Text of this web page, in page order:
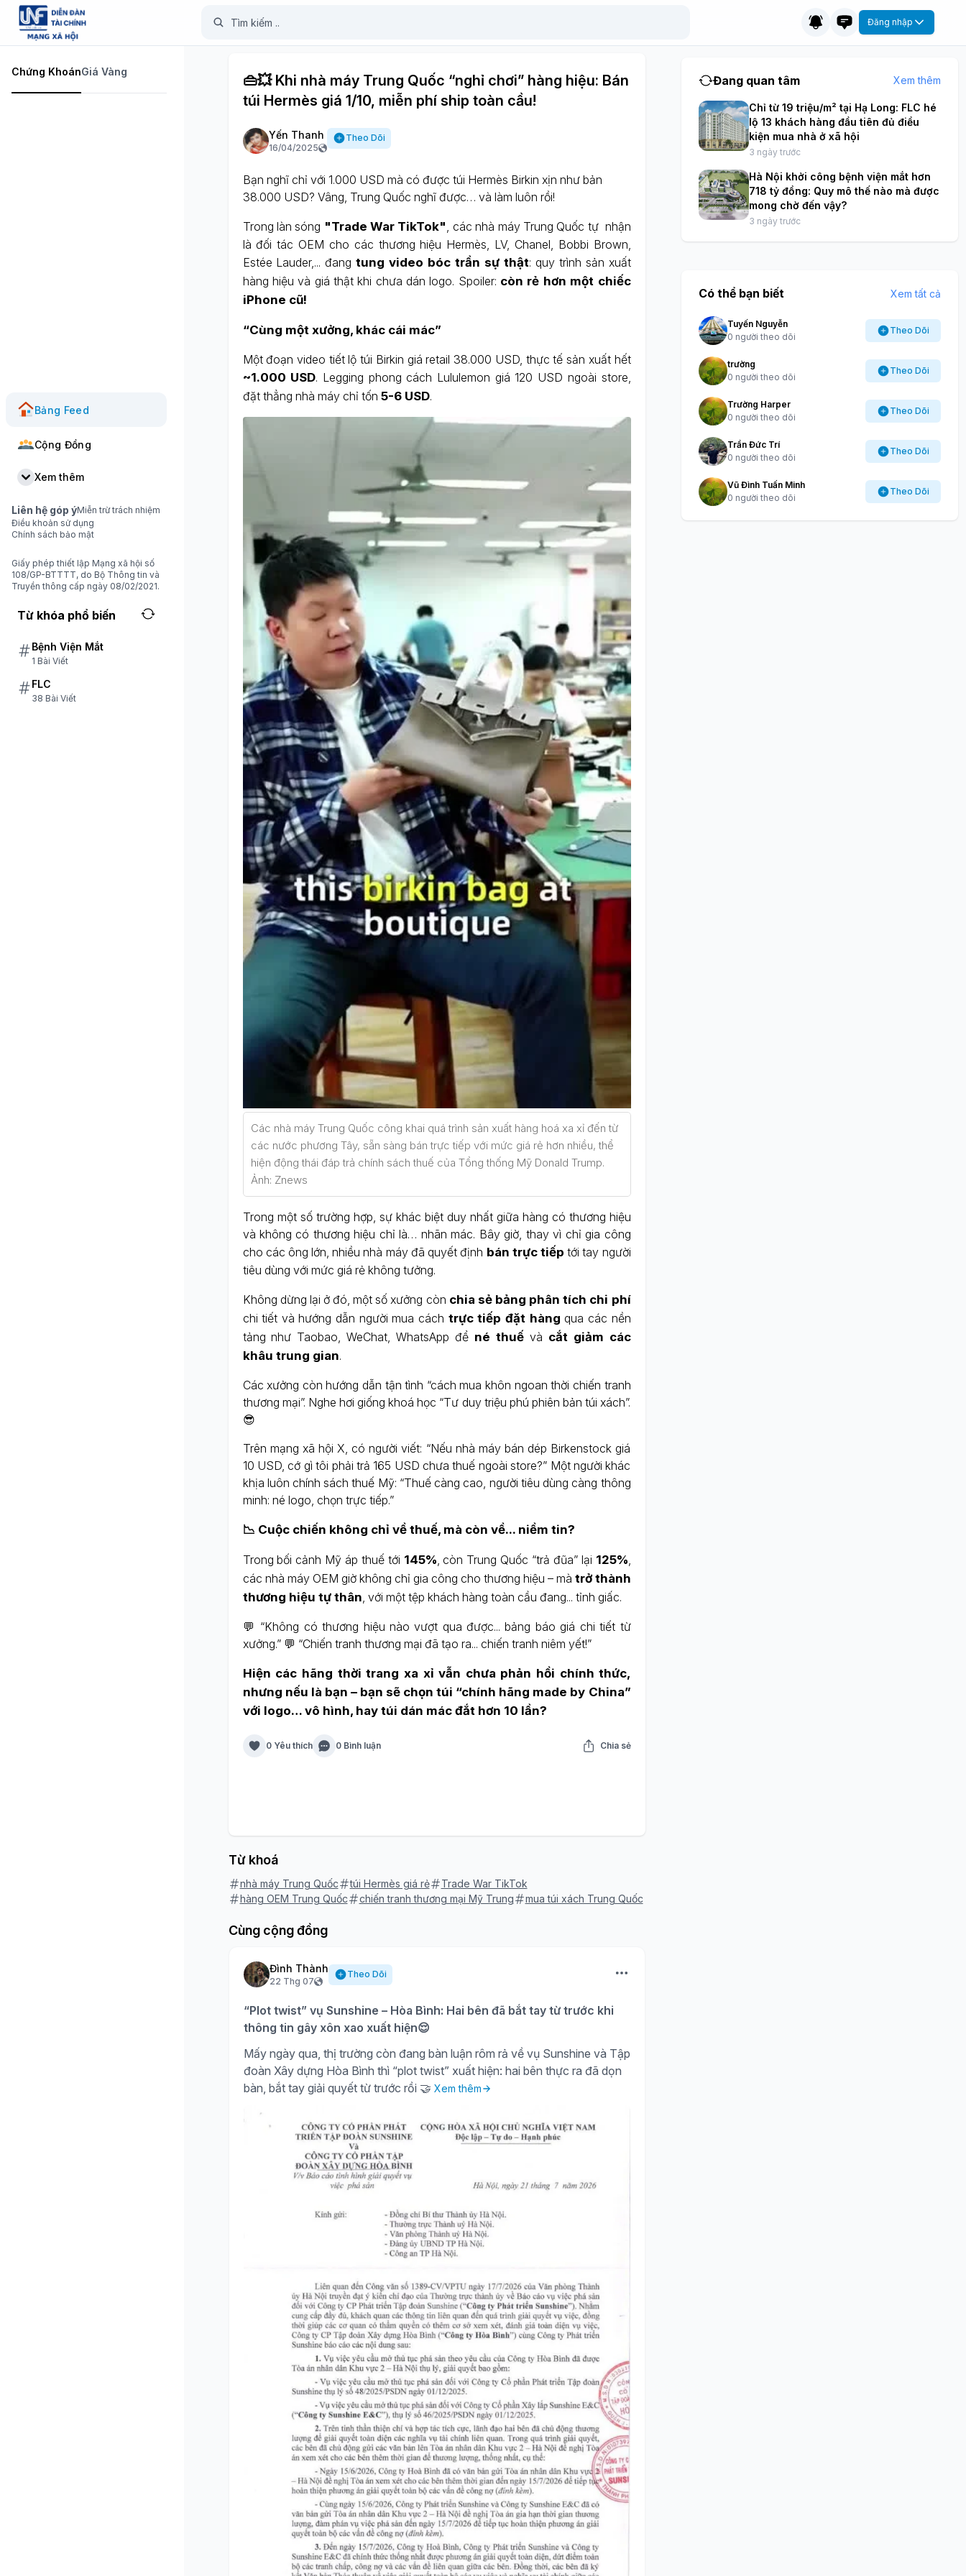
Đăng nhập
Chứng KhoánGiá Vàng
Bảng Feed
Cộng Đồng
Xem thêm
Liên hệ góp ýMiễn trừ trách nhiệm
Điều khoản sử dụng
Chính sách bảo mật
Giấy phép thiết lập Mạng xã hội số
108/GP-BTTTT, do Bộ Thông tin và
Truyền thông cấp ngày 08/02/2021.
Từ khóa phổ biến
Bệnh Viện Mắt
1 Bài Viết
FLC
38 Bài Viết
👜💥 Khi nhà máy Trung Quốc “nghỉ chơi” hàng hiệu: Bán
túi Hermès giá 1/10, miễn phí ship toàn cầu!
Yến Thanh
16/04/2025
Theo Dõi
Bạn nghĩ chỉ với 1.000 USD mà có được túi Hermès Birkin xịn như bản
38.000 USD? Vâng, Trung Quốc nghĩ được… và làm luôn rồi!
Trong làn sóng "Trade War TikTok", các nhà máy Trung Quốc tự nhận
là đối tác OEM cho các thương hiệu Hermès, LV, Chanel, Bobbi Brown,
Estée Lauder,... đangtung video bóc trần sự thật: quy trình sản xuất
hàng hiệu và giá thật khi chưa dán logo. Spoiler: còn rẻ hơn một chiếc
iPhone cũ!
“Cùng một xưởng, khác cái mác”
Một đoạn video tiết lộ túi Birkin giá retail 38.000 USD, thực tế sản xuất hết
~1.000 USD. Legging phong cách Lululemon giá 120 USD ngoài store,
đặt thẳng nhà máy chỉ tốn 5-6 USD.
Các nhà máy Trung Quốc công khai quá trình sản xuất hàng hoá xa xỉ đến từ
các nước phương Tây, sẵn sàng bán trực tiếp với mức giá rẻ hơn nhiều, thể
hiện động thái đáp trả chính sách thuế của Tổng thống Mỹ Donald Trump.
Ảnh: Znews
Trong một số trường hợp, sự khác biệt duy nhất giữa hàng có thương hiệu
và không có thương hiệu chỉ là… nhãn mác. Bây giờ, thay vì chỉ gia công
cho các ông lớn, nhiều nhà máy đã quyết định bán trực tiếp tới tay người
tiêu dùng với mức giá rẻ không tưởng.
Không dừng lại ở đó, một số xưởng còn chia sẻ bảng phân tích chi phí
chi tiết và hướng dẫn người mua cách trực tiếp đặt hàng qua các nền
tảng như Taobao, WeChat, WhatsApp để né thuếvà cắt giảm các
khâu trung gian.
Các xưởng còn hướng dẫn tận tình “cách mua khôn ngoan thời chiến tranh
thương mại”. Nghe hơi giống khoá học “Tư duy triệu phú phiên bản túi xách”.
😎
Trên mạng xã hội X, có người viết: “Nếu nhà máy bán dép Birkenstock giá
10 USD, cớ gì tôi phải trả 165 USD chưa thuế ngoài store?” Một người khác
khịa luôn chính sách thuế Mỹ: “Thuế càng cao, người tiêu dùng càng thông
minh: né logo, chọn trực tiếp.”
📉 Cuộc chiến không chỉ về thuế, mà còn về... niềm tin?
Trong bối cảnh Mỹ áp thuế tới 145%, còn Trung Quốc “trả đũa” lại 125%,
các nhà máy OEM giờ không chỉ gia công cho thương hiệu – mà trở thành
thương hiệu tự thân, với một tệp khách hàng toàn cầu đang... tỉnh giấc.
💬 “Không có thương hiệu nào vượt qua được... bảng báo giá chi tiết từ
xưởng.” 💬 “Chiến tranh thương mại đã tạo ra... chiến tranh niêm yết!”
Hiện các hãng thời trang xa xỉ vẫn chưa phản hồi chính thức,
nhưng nếu là bạn – bạn sẽ chọn túi “chính hãng made by China”
với logo… vô hình, hay túi dán mác đắt hơn 10 lần?
0 Yêu thích 0 Bình luận Chia sẻ
Từ khoá
nhà máy Trung Quốc túi Hermès giá rẻ
Trade War TikTok
hàng OEM Trung Quốc
chiến tranh thương mại Mỹ Trung mua túi xách Trung Quốc
Cùng cộng đồng
Đình Thành
22 Thg 07
Theo Dõi
“Plot twist” vụ Sunshine – Hòa Bình: Hai bên đã bắt tay từ trước khi
thông tin gây xôn xao xuất hiện😌
Mấy ngày qua, thị trường còn đang bàn luận rôm rả về vụ Sunshine và Tập
đoàn Xây dựng Hòa Bình thì “plot twist” xuất hiện: hai bên thực ra đã dọn
bàn, bắt tay giải quyết từ trước rồi 🤝 Xem thêm
Đang quan tâm Xem thêm
Chỉ từ 19 triệu/m² tại Hạ Long: FLC hé
lộ 13 khách hàng đầu tiên đủ điều
kiện mua nhà ở xã hội
3 ngày trước
Hà Nội khởi công bệnh viện mắt hơn
718 tỷ đồng: Quy mô thế nào mà được
mong chờ đến vậy?
3 ngày trước
Có thể bạn biết Xem tất cả
Tuyến Nguyễn
0 người theo dõi
Theo Dõi
trường
0 người theo dõi
Theo Dõi
Trường Harper
0 người theo dõi
Theo Dõi
Trần Đức Trí
0 người theo dõi
Theo Dõi
Vũ Đình Tuấn Minh
0 người theo dõi
Theo Dõi